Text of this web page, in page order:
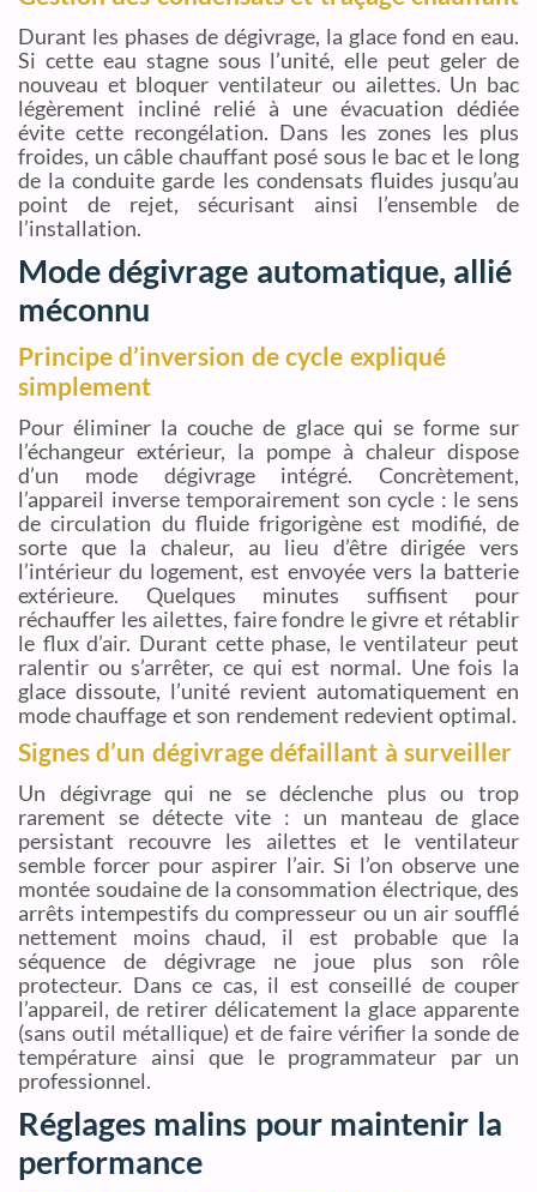
Durant les phases de dégivrage, la glace fond en eau.
Si cette eau stagne sous l’unité, elle peut geler de
nouveau et bloquer ventilateur ou ailettes. Un bac
légèrement incliné relié à une évacuation dédiée
évite cette recongélation. Dans les zones les plus
froides, un câble chauffant posé sous le bac et le long
de la conduite garde les condensats fluides jusqu’au
point de rejet, sécurisant ainsi l’ensemble de
l’installation.
Mode dégivrage automatique, allié
méconnu
Principe d’inversion de cycle expliqué
simplement
Pour éliminer la couche de glace qui se forme sur
l’échangeur extérieur, la pompe à chaleur dispose
d’un mode dégivrage intégré. Concrètement,
l’appareil inverse temporairement son cycle : le sens
de circulation du fluide frigorigène est modifié, de
sorte que la chaleur, au lieu d’être dirigée vers
l’intérieur du logement, est envoyée vers la batterie
extérieure. Quelques minutes suffisent pour
réchauffer les ailettes, faire fondre le givre et rétablir
le flux d’air. Durant cette phase, le ventilateur peut
ralentir ou s’arrêter, ce qui est normal. Une fois la
glace dissoute, l’unité revient automatiquement en
mode chauffage et son rendement redevient optimal.
Signes d’un dégivrage défaillant à surveiller
Un dégivrage qui ne se déclenche plus ou trop
rarement se détecte vite : un manteau de glace
persistant recouvre les ailettes et le ventilateur
semble forcer pour aspirer l’air. Si l’on observe une
montée soudaine de la consommation électrique, des
arrêts intempestifs du compresseur ou un air soufflé
nettement moins chaud, il est probable que la
séquence de dégivrage ne joue plus son rôle
protecteur. Dans ce cas, il est conseillé de couper
l’appareil, de retirer délicatement la glace apparente
(sans outil métallique) et de faire vérifier la sonde de
température ainsi que le programmateur par un
professionnel.
Réglages malins pour maintenir la
performance